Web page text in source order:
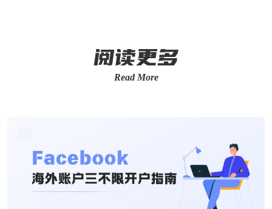
阅读更多
Read More